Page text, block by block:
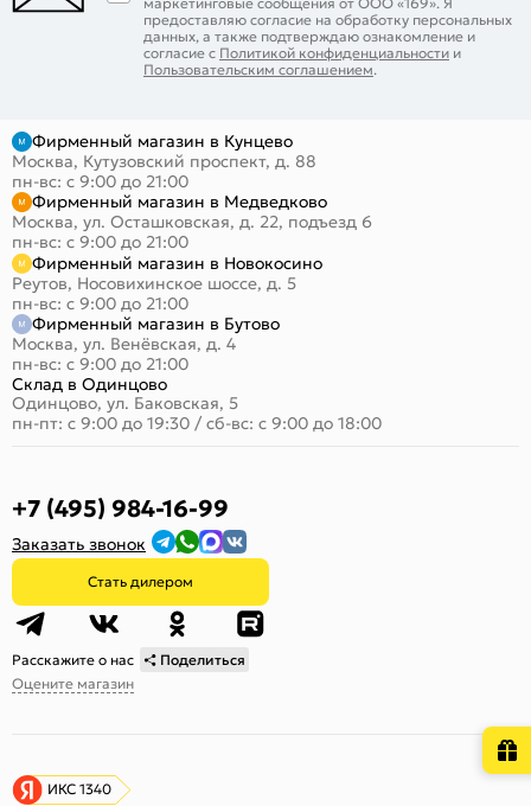
предоставляю согласие на обработку персональных
данных, а также подтверждаю ознакомление и
согласие с Политикой конфиденциальности и
Пользовательским соглашением.
Фирменный магазин в Кунцево
Москва, Кутузовский проспект, д. 88
пн-вс: с 9:00 до 21:00
Фирменный магазин в Медведково
Москва, ул. Осташковская, д. 22, подъезд 6
пн-вс: с 9:00 до 21:00
Фирменный магазин в Новокосино
Реутов, Носовихинское шоссе, д. 5
пн-вс: с 9:00 до 21:00
Фирменный магазин в Бутово
Москва, ул. Венёвская, д. 4
пн-вс: с 9:00 до 21:00
Склад в Одинцово
Одинцово, ул. Баковская, 5
пн-пт: с 9:00 до 19:30 / сб-вс: с 9:00 до 18:00
+7 (495) 984-16-99
Заказать звонок
Стать дилером
Расскажите о нас
Поделиться
Оцените магазин
ИКС 1340